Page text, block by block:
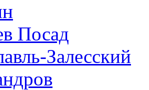
Посад
Залесский